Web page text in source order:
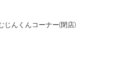
じんくんコーナー(閉店)